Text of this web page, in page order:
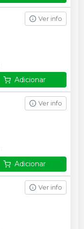
Ver info
Adicionar
Ver info
Adicionar
Ver info